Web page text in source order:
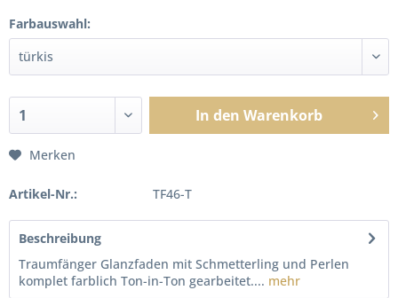
Farbauswahl:
In den Warenkorb
Merken
Artikel-Nr.: TF46-T
Beschreibung
Traumfänger Glanzfaden mit Schmetterling und Perlen
komplet farblich Ton-in-Ton gearbeitet.... mehr